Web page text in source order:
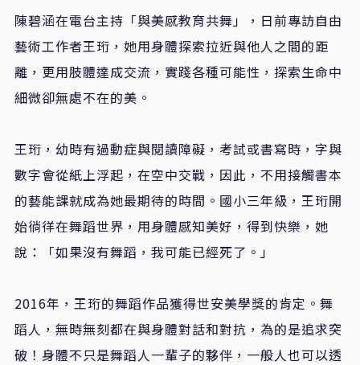
陳碧涵在電台主持「與美感教育共舞」，日前專訪自由
藝術工作者王珩，她用身體探索拉近與他人之間的距
離，更用肢體達成交流，實踐各種可能性，探索生命中
細微卻無處不在的美。
王珩，幼時有過動症與閱讀障礙，考試或書寫時，字與
數字會從紙上浮起，在空中交戰，因此，不用接觸書本
的藝能課就成為她最期待的時間。國小三年級，王珩開
始徜徉在舞蹈世界，用身體感知美好，得到快樂，她
說：「如果沒有舞蹈，我可能已經死了。」
2016年，王珩的舞蹈作品獲得世安美學獎的肯定。舞
蹈人，無時無刻都在與身體對話和對抗，為的是追求突
破！身體不只是舞蹈人一輩子的夥伴，一般人也可以透